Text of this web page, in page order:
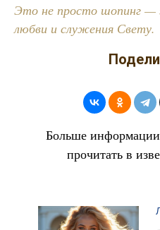
Это не просто шопинг —
любви и служения Свету.
Больше
прочитать в